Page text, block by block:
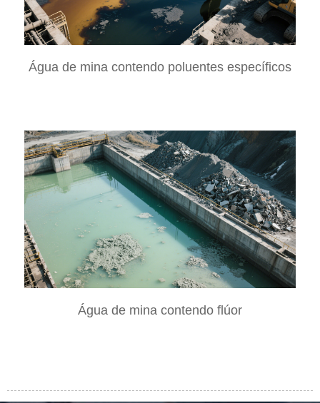
Água de mina contendo poluentes específicos
Água de mina contendo flúor